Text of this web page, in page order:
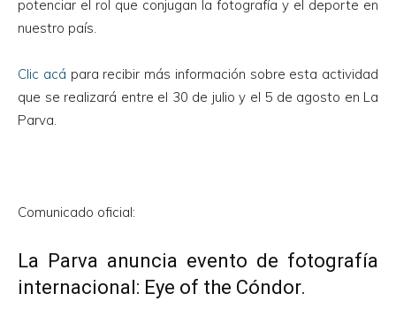
potenciar el rol que conjugan la fotografía y el deporte en
nuestro país.
Clic acá para recibir más información sobre esta actividad
que se realizará entre el 30 de julio y el 5 de agosto en La
Parva.
Comunicado oficial:
La Parva anuncia evento de fotografía
internacional: Eye of the Cóndor.